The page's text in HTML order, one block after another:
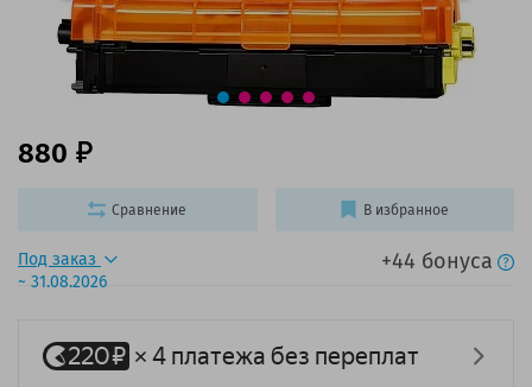
Под заказ
~ 31.08.2026
+44 бонуса
880
Сравнение В избранное